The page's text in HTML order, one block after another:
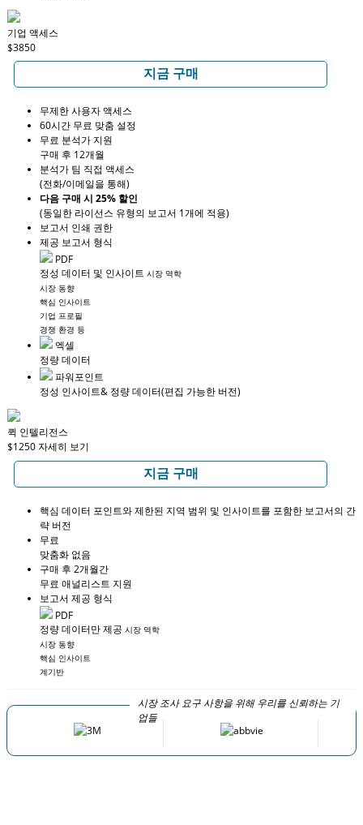
기업 액세스
$3850
지금 구매
무제한 사용자 액세스
60시간 무료 맞춤 설정
무료 분석가 지원
구매 후 12개월
분석가 팀 직접 액세스
(전화/이메일을 통해)
다음 구매 시 25% 할인
(동일한 라이선스 유형의 보고서 1개에 적용)
보고서 인쇄 권한
제공 보고서 형식
PDF
정성 데이터 및 인사이트 시장 역학
시장 동향
핵심 인사이트
기업 프로필
경쟁 환경 등
엑셀
정량 데이터
파워포인트
정성 인사이트& 정량 데이터(편집 가능한 버전)
퀵 인텔리전스
$1250자세히 보기
지금 구매
핵심 데이터 포인트와 제한된 지역 범위 및 인사이트를 포함한 보고서의 간
략 버전
무료
맞춤화 없음
구매 후 2개월간
무료 애널리스트 지원
보고서 제공 형식
PDF
정량 데이터만 제공 시장 역학
시장 동향
핵심 인사이트
계기반
시장 조사 요구 사항을 위해 우리를 신뢰하는 기
업들